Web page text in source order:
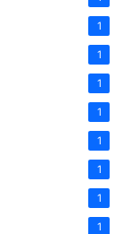
1
1
1
1
1
1
1
1